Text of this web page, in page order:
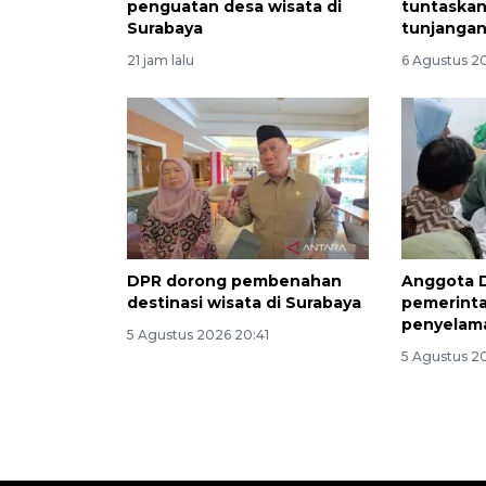
penguatan desa wisata di
Surabaya
21 jam lalu 6 Agustus
DPR dorong pembenahan
destinasi wisata di Surabaya
5 Agustus 2026 20:41
Anggota
5 Agustus